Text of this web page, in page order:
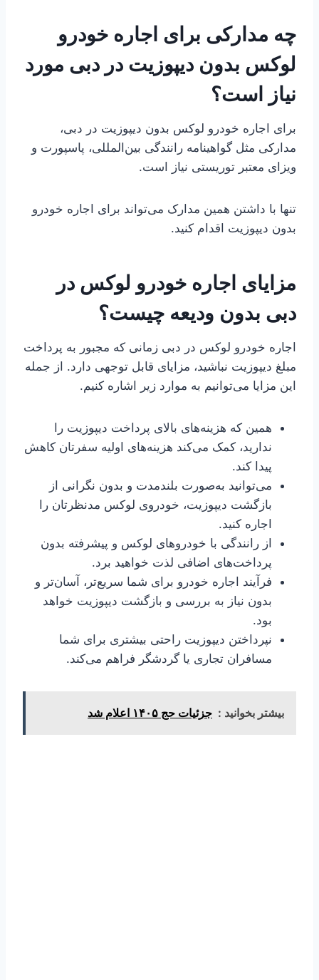
چه مدارکی برای اجاره خودرو
لوکس بدون دیپوزیت در دبی مورد
نیاز است؟
برای اجاره خودرو لوکس بدون دیپوزیت در دبی،
مدارکی مثل گواهینامه رانندگی بین‌المللی، پاسپورت و
ویزای معتبر توریستی نیاز است.
تنها با داشتن همین مدارک می‌تواند برای اجاره خودرو
بدون دیپوزیت اقدام کنید.
مزایای اجاره خودرو لوکس در
دبی بدون ودیعه چیست؟
اجاره خودرو لوکس در دبی زمانی که مجبور به پرداخت
مبلغ دیپوزیت نباشید، مزایای قابل توجهی دارد. از جمله
این مزایا می‌توانیم به موارد زیر اشاره کنیم.
همین که هزینه‌های بالای پرداخت دیپوزیت را
ندارید، کمک می‌کند هزینه‌های اولیه سفرتان کاهش
پیدا کند.
می‌توانید به‌صورت بلندمدت و بدون نگرانی از
بازگشت دیپوزیت، خودروی لوکس مدنظرتان را
اجاره کنید.
از رانندگی با خودروهای لوکس و پیشرفته بدون
پرداخت‌های اضافی لذت خواهید برد.
فرآیند اجاره خودرو برای شما سریع‌تر، آسان‌تر و
بدون نیاز به بررسی و بازگشت دیپوزیت خواهد
بود.
نپرداختن دیپوزیت راحتی بیشتری برای شما
مسافران تجاری یا گردشگر فراهم می‌کند.
بیشتر بخوانید : جزئیات حج ۱۴۰۵ اعلام شد